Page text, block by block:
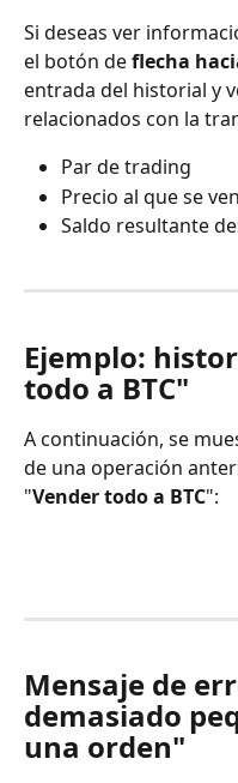
Si deseas ver
el botón de flecha
entrada del historial y
relacionados con la
Par de trading
Precio al que se
Saldo resultante
Ejemplo:
todo a BTC"
A continuación, se
de una operación
"Vender todo a BTC":
Mensaje de
demasiado
una orden"